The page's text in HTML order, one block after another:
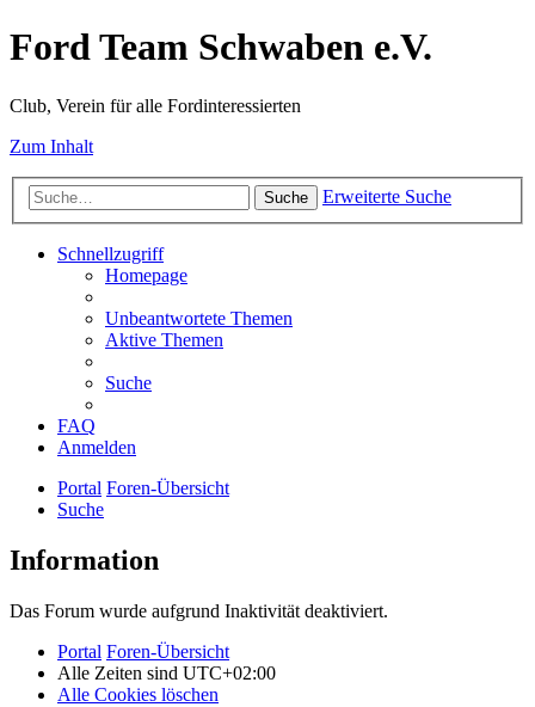
Ford Team Schwaben e.V.
Club, Verein für alle Fordinteressierten
Zum Inhalt
Suche Erweiterte Suche
Schnellzugriff
Homepage
Unbeantwortete Themen
Aktive Themen
Suche
FAQ
Anmelden
Portal Foren-Übersicht
Suche
Information
Das Forum wurde aufgrund Inaktivität deaktiviert.
Portal Foren-Übersicht
Alle Zeiten sind UTC+02:00
Alle Cookies löschen